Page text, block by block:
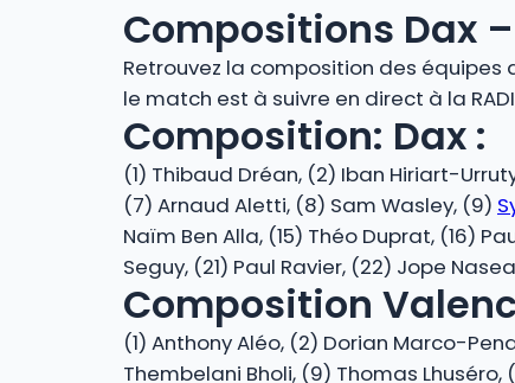
Compositions Dax
Retrouvez la composition des équipes
le match est à suivre en direct à la
Composition: Dax :
(1) Thibaud Dréan, (2) Iban Hiriart-
(7) Arnaud Aletti, (8) Sam Wasley, (9)
Naïm Ben Alla, (15) Théo Duprat, (16)
Seguy, (21) Paul Ravier, (22) Jope
Composition
(1) Anthony Aléo, (2) Dorian Marco-
Thembelani Bholi, (9) Thomas Lhuséro,